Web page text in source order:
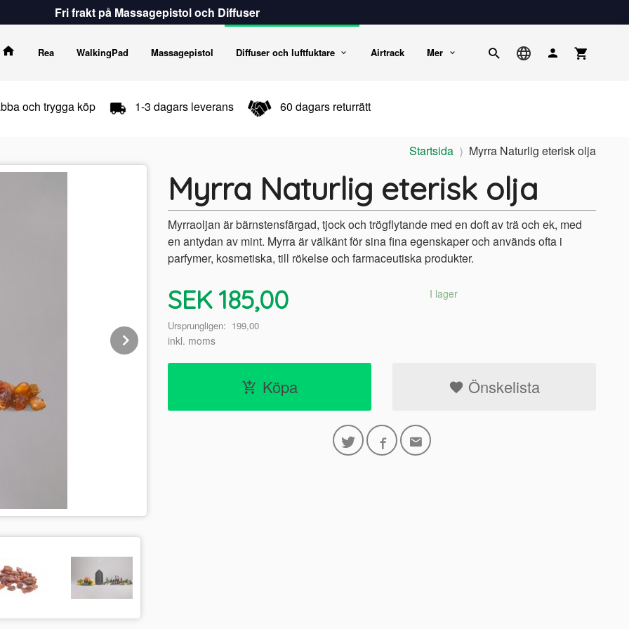
Fri frakt på Massagepistol och Diffuser
Rea WalkingPad Massagepistol Diffuser och luftfuktare Airtrack Mer
och trygga köp 1-3 dagars leverans 60 dagars returrätt
Startsida Myrra Naturlig eterisk olja
Next
Myrra Naturlig eterisk olja
Myrraoljan är bärnstensfärgad, tjock och trögflytande med en doft av trä och ek, med
en antydan av mint. Myrra är välkänt för sina fina egenskaper och används ofta i
parfymer, kosmetiska, till rökelse och farmaceutiska produkter.
Erbjudande
SEK 185,00
Ursprungligen: 199,00
inkl. moms
I lager
Köpa Önskelista